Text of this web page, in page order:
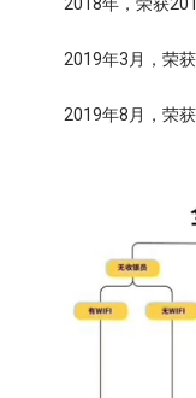
2019年3月，荣
2019年8月，荣